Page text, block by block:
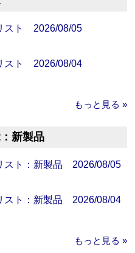
スト 2026/08/05
スト 2026/08/04
もっと見る »
新製品
スト：新製品 2026/08/05
スト：新製品 2026/08/04
もっと見る »